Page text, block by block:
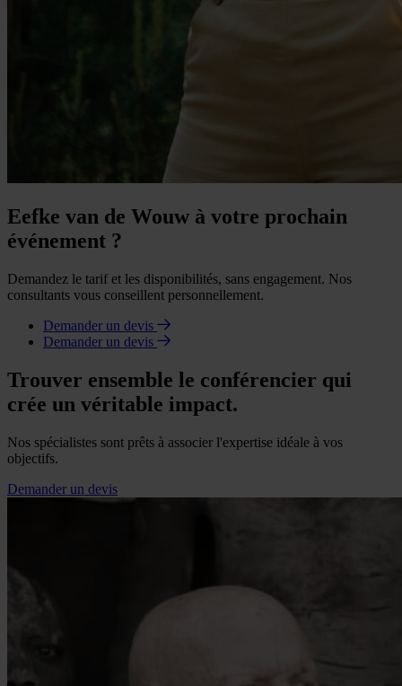
Eefke van de Wouw à votre prochain
événement ?
Demandez le tarif et les disponibilités, sans engagement. Nos
consultants vous conseillent personnellement.
Demander un devis
Demander un devis
Trouver ensemble le conférencier qui
crée un véritable impact.
Nos spécialistes sont prêts à associer l'expertise idéale à vos
objectifs.
Demander un devis